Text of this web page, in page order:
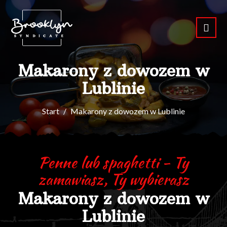
Makarony z dowozem w
Lublinie
Start Makarony z dowozem w Lublinie
Penne lub spaghetti - Ty
zamawiasz, Ty wybierasz
Makarony z dowozem w
Lublinie